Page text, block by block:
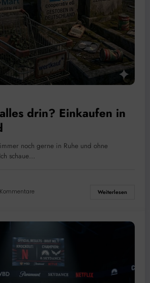
drin? Einkaufen in
noch gerne in Ruhe und ohne
schaue…
Weiterlesen